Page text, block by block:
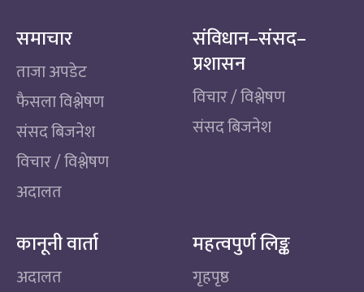
समाचार
ताजा अपडेट
फैसला विश्लेषण
संसद बिजनेश
विचार / विश्लेषण
अदालत
संविधान–संसद–
प्रशासन
विचार / विश्लेषण
संसद बिजनेश
कानूनी वार्ता
अदालत
महत्वपुर्ण लिङ्क
गृहपृष्ठ